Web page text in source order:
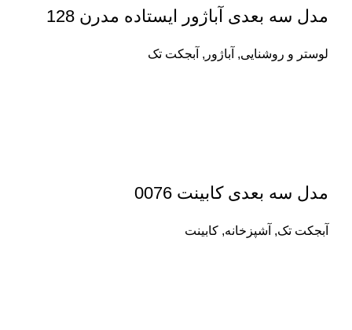
مدل سه بعدی آباژور ایستاده مدرن 128
لوستر و روشنایی, آباژور , آبجکت تک
مدل سه بعدی کابینت 0076
آبجکت تک, آشپزخانه, کابینت